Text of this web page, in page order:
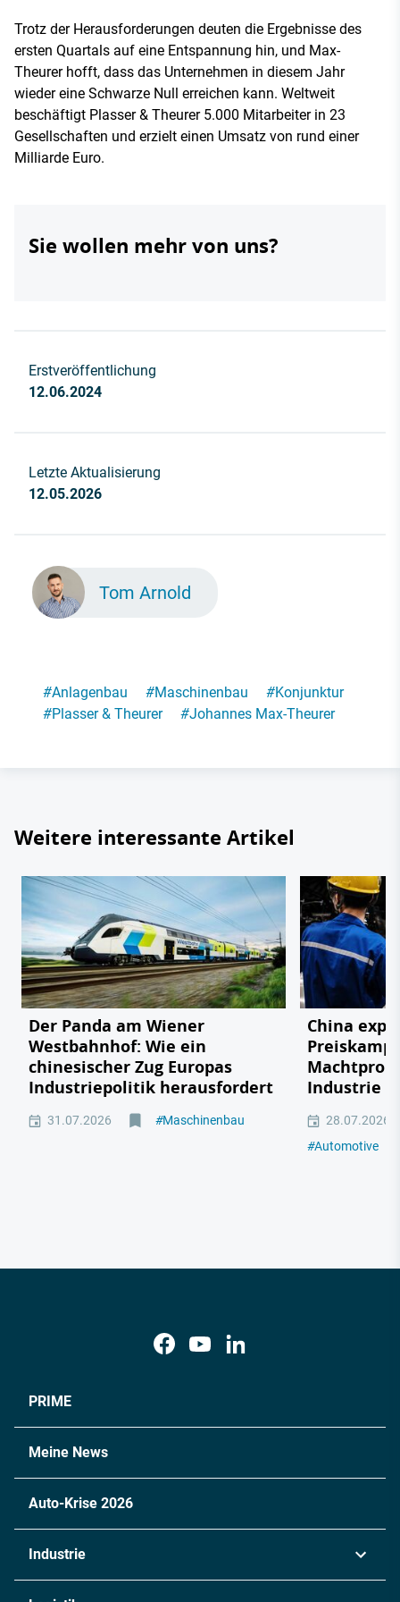
Trotz der Herausforderungen deuten die Ergebnisse des
ersten Quartals auf eine Entspannung hin, und Max-
Theurer hofft, dass das Unternehmen in diesem Jahr
wieder eine Schwarze Null erreichen kann. Weltweit
beschäftigt Plasser & Theurer 5.000 Mitarbeiter in 23
Gesellschaften und erzielt einen Umsatz von rund einer
Milliarde Euro.
Sie wollen mehr von uns?
Erstveröffentlichung
12.06.2024
Letzte Aktualisierung
12.05.2026
Tom Arnold
#Anlagenbau #Maschinenbau #Konjunktur
#Plasser & Theurer #Johannes Max-Theurer
Weitere interessante Artikel
Der Panda am Wiener
Westbahnhof: Wie ein
chinesischer Zug Europas
Industriepolitik herausfordert
31.07.2026 #Maschinenbau
China
Industrie
28.07.2026
#Automotive
PRIME
Meine News
Auto-Krise 2026
Industrie